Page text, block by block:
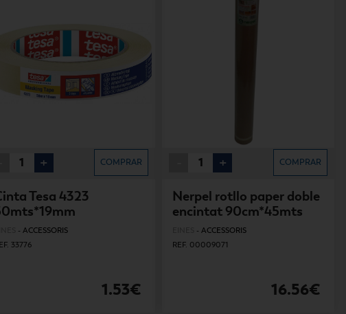
+ COMPRAR
Tesa 4323
- ACCESSORIS
33776
1.53€
+ COMPRAR
Nerpel rotllo paper doble
encintat 90cm*45mts
- ACCESSORIS
REF. 00009071
16.56€